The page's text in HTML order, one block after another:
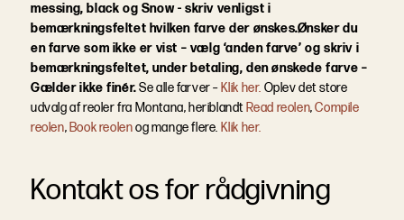
messing, black og Snow - skriv venligst i
bemærkningsfeltet hvilken farve der ønskes.Ønsker du
en farve som ikke er vist – vælg ‘anden farve’ og skriv i
bemærkningsfeltet, under betaling, den ønskede farve –
Gælder ikke finér.Se alle farver – Klik her. Oplev det store
udvalg af reoler fra Montana, heriblandt Read reolen,Compile
reolen, Book reolenog mange flere. Klik her.
Kontakt os for rådgivning